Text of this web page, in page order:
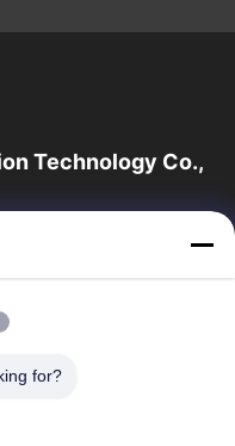
Technology Co.,
en exporteur van
een volledige lijn van
for?